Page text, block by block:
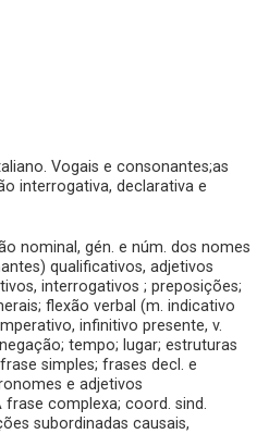
Vogais e consonantes;as
interrogativa, declarativa e
nominal, gén. e núm. dos nomes
qualificativos, adjetivos
interrogativos ; preposições;
flexão verbal (m. indicativo
infinitivo presente, v.
tempo; lugar; estruturas
simples; frases decl. e
e adjetivos
complexa; coord. sind.
subordinadas causais,